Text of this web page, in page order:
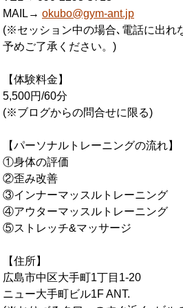
MAIL→ okubo@gym-ant.jp
(※セッション中の場合､電話に出れ
予めご了承ください。)
【体験料金】
5,500円/60分
(※ブログからの問合せに限る)
【パーソナルトレーニングの流れ】
①身体の評価
②歪み改善
③インナーマッスルトレーニング
④アウターマッスルトレーニング
⑤ストレッチ&マッサージ
【住所】
広島市中区大手町1丁目1-20
ニュー大手町ビル1F ANT.